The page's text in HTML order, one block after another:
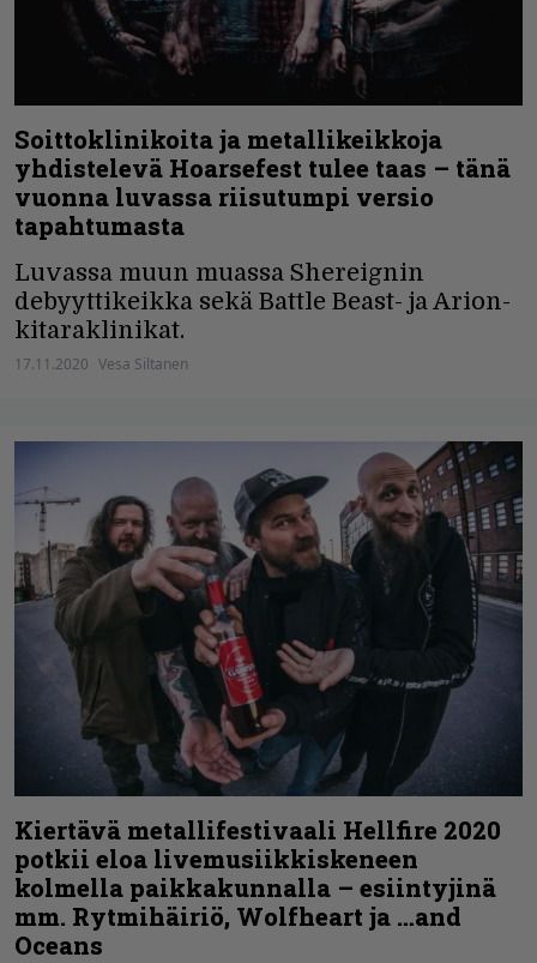
Soittoklinikoita ja metallikeikkoja
yhdistelevä Hoarsefest tulee taas – tänä
vuonna luvassa riisutumpi versio
tapahtumasta
Luvassa muun muassa Shereignin
debyyttikeikka sekä Battle Beast- ja Arion-
kitaraklinikat.
17.11.2020 Vesa Siltanen
Kiertävä metallifestivaali Hellfire 2020
potkii eloa livemusiikkiskeneen
kolmella paikkakunnalla – esiintyjinä
mm. Rytmihäiriö, Wolfheart ja …and
Oceans